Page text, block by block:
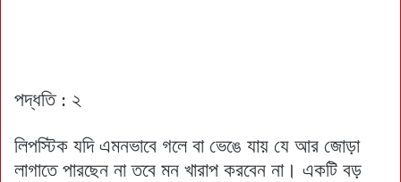
পদ্ধতি : ২
লিপস্টিক যদি এমনভাবে গলে বা ভেঙে যায় যে আর জোড়া
লাগাতে পারছেন না তবে মন খারাপ করবেন না। একটি বড়